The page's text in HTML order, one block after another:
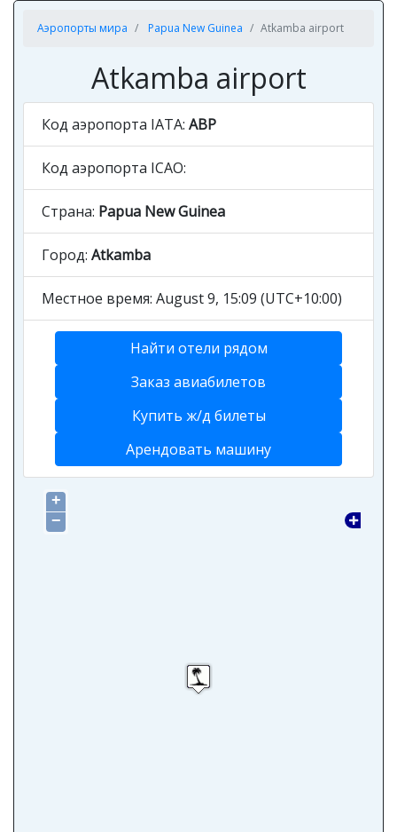
Аэропорты мира Papua New Guinea Atkamba airport
Atkamba airport
Код аэропорта IATA: ABP
Код аэропорта ICAO:
Страна: Papua New Guinea
Город: Atkamba
Местное время: August 9, 15:09 (UTC+10:00)
Найти отели рядом
Заказ авиабилетов
Купить ж/д билеты
Арендовать машину
+
−